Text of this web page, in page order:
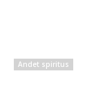
Andet spiritus